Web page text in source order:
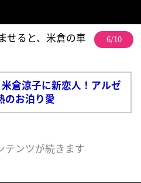
せると、米倉の車
6/10
米倉涼子に新恋人！アルゼ
のお泊り愛
テンツが続きます